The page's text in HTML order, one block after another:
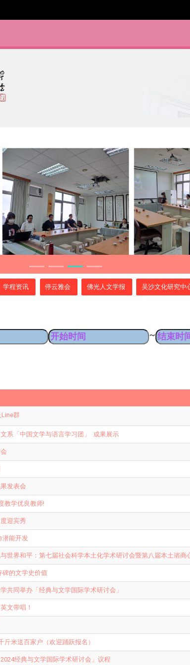
学程资讯 停云雅会 佛光人文学报 吴沙文化研究中
~
群
系「中国文学与语言学习团」 成果展示
发表会
教学优良教师!
迎宾秀
潜能开发
世界和平：第七届社会科学本土化学术研讨会暨第八届本土谘商
碑的文学史价值
共同举办「经典与文学国际学术研讨会」
文带唱！
米送百家户（欢迎踊跃报名）
经典与文学国际学术研讨会」议程